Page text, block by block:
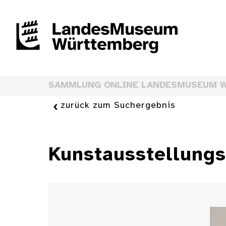
SAMMLUNG ONLINE LANDESMUSEUM
zurück zum Suchergebnis